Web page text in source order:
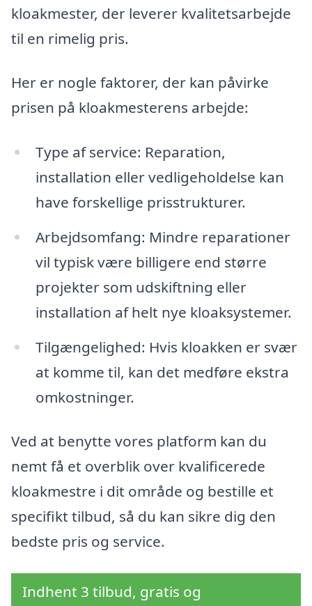
kloakmester, der leverer kvalitetsarbejde
til en rimelig pris.
Her er nogle faktorer, der kan påvirke
prisen på kloakmesterens arbejde:
Type af service: Reparation,
installation eller vedligeholdelse kan
have forskellige prisstrukturer.
Arbejdsomfang: Mindre reparationer
vil typisk være billigere end større
projekter som udskiftning eller
installation af helt nye kloaksystemer.
Tilgængelighed: Hvis kloakken er svær
at komme til, kan det medføre ekstra
omkostninger.
Ved at benytte vores platform kan du
nemt få et overblik over kvalificerede
kloakmestre i dit område og bestille et
specifikt tilbud, så du kan sikre dig den
bedste pris og service.
Indhent 3 tilbud, gratis og